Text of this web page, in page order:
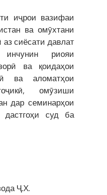
иҷрои вазифаи
ва омӯхтани
сиёсати давлат
риояи
ва қоидаҳои
ва аломатҳои
омӯзиши
дар семинарҳои
дастгоҳи суд ба
Суғд